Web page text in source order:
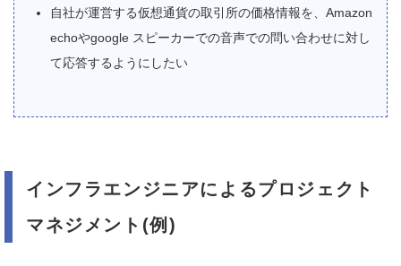
自社が運営する仮想通貨の取引所の価格情報を、Amazon
echoやgoogle スピーカーでの音声での問い合わせに対し
て応答するようにしたい
インフラエンジニアによるプロジェクト
マネジメント(例)